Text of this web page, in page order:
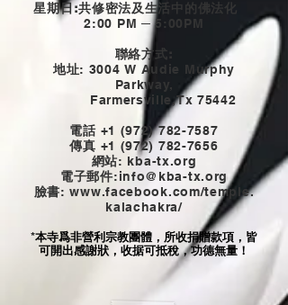
星期日:共修密法及生活中的佛法化
2:00 PM ─ 5:00PM
聯絡方式:
地址: 3004 W Audie Murphy
Parkway,
Farmersville,Tx 75442
電話 +1 (972) 782-7587
傳真 +1 (972) 782-7656
網站: kba-tx.org
電子郵件:info@kba-tx.org
臉書: www.facebook.com/temple.
kalachakra/
*本寺爲非營利宗教團體，所收捐贈款項，皆
可開出感謝狀，收据可抵稅，功德無量！